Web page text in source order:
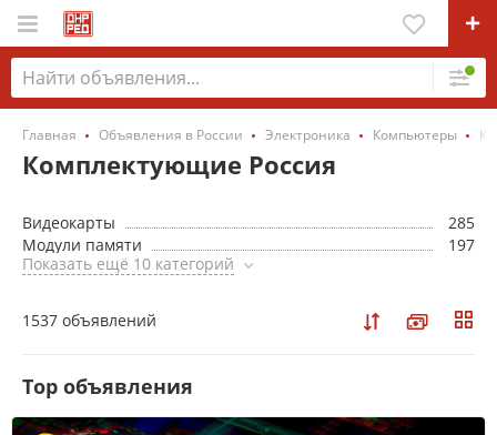
Главная Объявления в России Электроника Компьютеры
Комплектующие Россия
Видеокарты
285
Модули памяти
197
Показать ещё 10 категорий
1537 объявлений
Top объявления